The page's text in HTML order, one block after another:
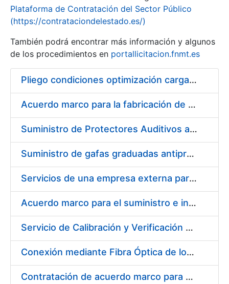
Plataforma de Contratación del Sector Público
(https://contrataciondelestado.es/)
También podrá encontrar más información y algunos
de los procedimientos en portallicitacion.fnmt.es
Pliego condiciones optimización cargas compras firmado
Acuerdo marco para la fabricación de piezas
Suministro de Protectores Auditivos a medida para las personas trabajadoras de los Centros de Trabajo de Madrid y Burgos
Suministro de gafas graduadas antiproyecciones para los trabajadores de la FNMT-RCM en los centros de trabajo de Madrid y Burgos
Servicios de una empresa externa para el asesoramiento y resolución de los recursos de alzada que se presentan relacionados con procesos de selección para la FNMT-RCM
Acuerdo marco para el suministro e instalación de persianas, estores y otros complementos
Servicio de Calibración y Verificación Externa de los Equipos de Medición del Servicio de Prevención de la FNMT-RCM
Conexión mediante Fibra Óptica de los Centros de Proceso de Datos (CPDs) de las sedes de la FNMT-RCM de Burgos y Madrid
Contratación de acuerdo marco para el Suministro de Material de Electricidad para la Fábrica Nacional de Moneda y Timbre-Real Casa de la Moneda en su centro de trabajo de Burgos